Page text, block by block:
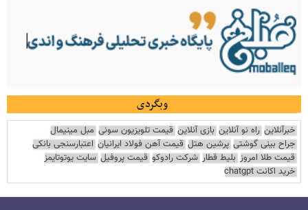
وبگردی
خبرآنلاین راه نو آنلاین بازی آنلاین قیمت تلویزیون سونی مبل مینیمال
جراح بینی گوشتی پرشین هتل قیمت آهن فولاد ایرانیان اعتبارسنجی بانکی
قیمت طلا امروز بلیط قطار شرکت رادوکو قیمت پروفیل سایت یوتوتایمز
خرید اکانت chatgpt